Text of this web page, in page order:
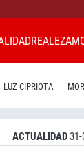
REALEZA
LUZ CIPRIOTA
ACTUALIDAD